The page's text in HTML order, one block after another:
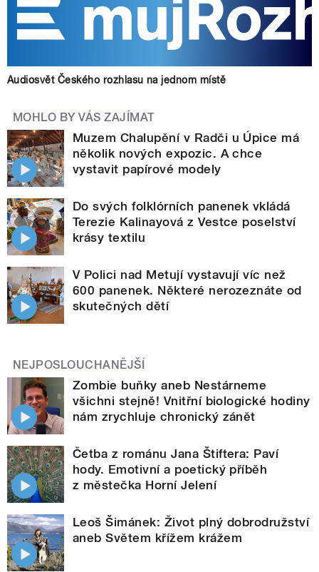
Audiosvět Českého rozhlasu na jednom místě
MOHLO BY VÁS ZAJÍMAT
Muzem Chalupění v Radči u Úpice má
několik nových expozic. A chce
vystavit papírové modely
Do svých folklórních panenek vkládá
Terezie Kalinayová z Vestce poselství
krásy textilu
V Polici nad Metují vystavují víc než
600 panenek. Některé nerozeznáte od
skutečných dětí
NEJPOSLOUCHANĚJŠÍ
Zombie buňky aneb Nestárneme
všichni stejně! Vnitřní biologické hodiny
nám zrychluje chronický zánět
Četba z románu Jana Štiftera: Paví
hody. Emotivní a poetický příběh
z městečka Horní Jelení
Leoš Šimánek: Život plný dobrodružství
aneb Světem křížem krážem